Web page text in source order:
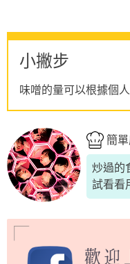
小撇步
味噌的量可以根據個
簡
炒過的
試看看